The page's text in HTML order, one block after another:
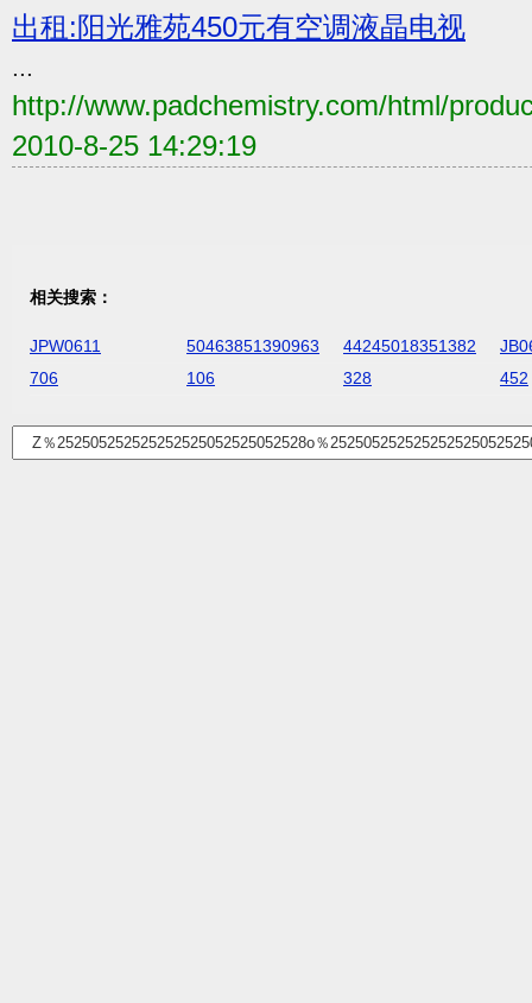
出租:阳光雅苑450元有空调液晶电视
...
http://www.padchemistry.com/html/
2010-8-25 14:29:19
相关搜索：
JPW0611 50463851390963 44245018351382
706
106 328 452